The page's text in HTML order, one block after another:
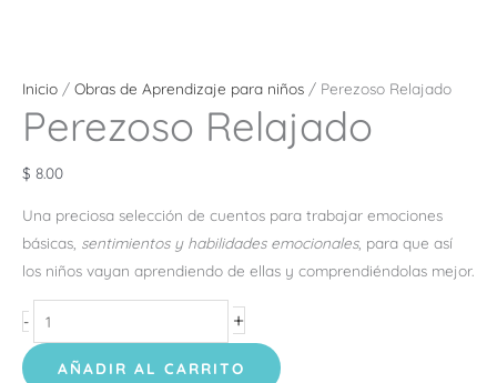
Inicio / Obras de Aprendizaje para niños / Perezoso Relajado
Perezoso Relajado
$ 8.00
Una preciosa selección de cuentos para trabajar emociones
básicas, sentimientos y habilidades emocionales, para que así
los niños vayan aprendiendo de ellas y comprendiéndolas mejor.
- +
AÑADIR AL CARRITO